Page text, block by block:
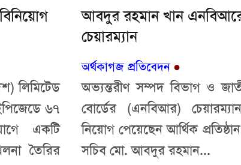
লিমিটেড
৬৭
একটি
তৈরির
আবদুর রহমান খান
চেয়ারম্যান
অর্থকাগজ প্রতিবেদন ●
অভ্যন্তরীণ সম্পদ বিভাগ ও
বোর্ডের (এনবিআর)
নিয়োগ পেয়েছেন আর্থিক
সচিব মো. আবদুর রহমান...